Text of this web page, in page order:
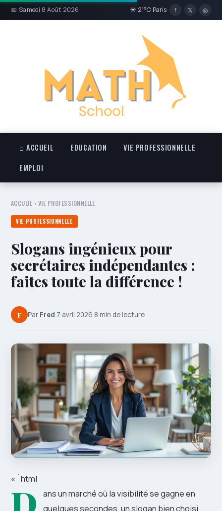
📅 Samedi 8 Août 2026 ☀ 21°C Paris f 𝕏 ◎
⌂ ACCUEIL EDUCATION
VIE PROFESSIONNELLE
EMPLOI
ACCUEIL › VIE PROFESSIONNELLE
VIE PROFESSIONNELLE
Slogans ingénieux pour
secrétaires indépendantes :
faites toute la différence !
F Par Fred·7 avril 2026·8 min de lecture
« `html
ans un marché où la visibilité se gagne en
quelques secondes, un slogan bien choisi